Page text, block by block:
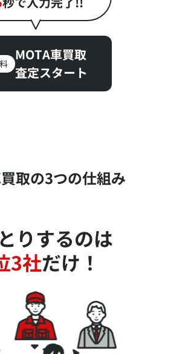
MOTA車買取
査定スタート
取の3つの仕組み
りするのは
3社だけ！